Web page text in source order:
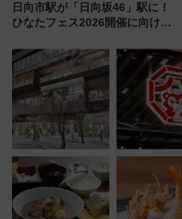
日向市駅が「日向坂46」駅に！
ひなたフェス2026開催に向けJR
全力応援 夜行列車「ドリーム
おひさま号」も走る